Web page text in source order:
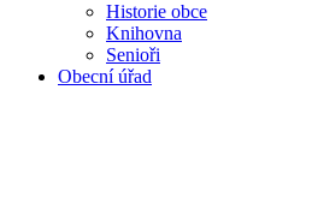
Historie obce
Knihovna
Senioři
Obecní úřad